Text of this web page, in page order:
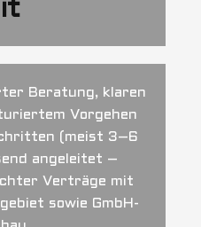
Beratung, klaren
Vorgehen
(meist 3–6
angeleitet –
Verträge mit
sowie GmbH-